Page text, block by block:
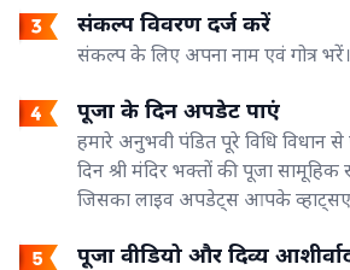
संकल्प विवरण दर्ज करें
संकल्प के लिए अपना नाम एवं गोत्र भरें।
पूजा के दिन अपडेट पाएं
हमारे अनुभवी पंडित पूरे विधि विधान
दिन श्री मंदिर भक्तों की पूजा
जिसका लाइव अपडेट्स आपके
पूजा वीडियो और दिव्य